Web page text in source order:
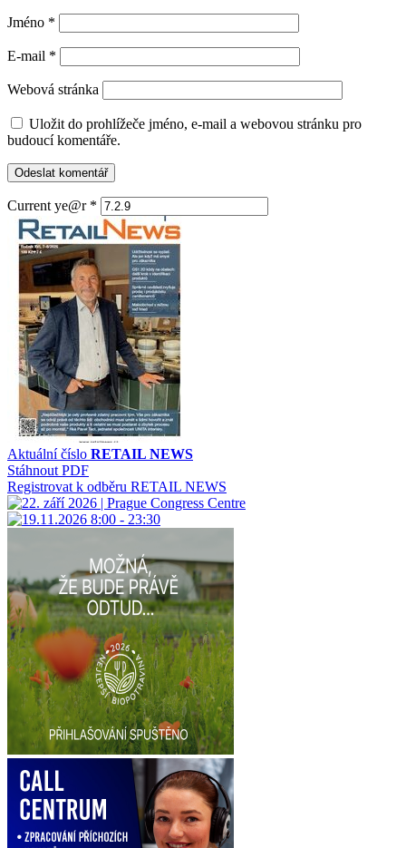
Jméno *
E-mail *
Webová stránka
Uložit do prohlížeče jméno, e-mail a webovou stránku pro
budoucí komentáře.
Current ye@r *
Aktuální číslo RETAIL NEWS
Stáhnout PDF
Registrovat k odběru RETAIL NEWS